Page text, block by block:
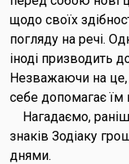
щодо своїх
погляду на речі.
іноді призводить
Незважаючи на це,
себе допомагає їм
Нагадаємо,
знаків Зодіаку
днями.